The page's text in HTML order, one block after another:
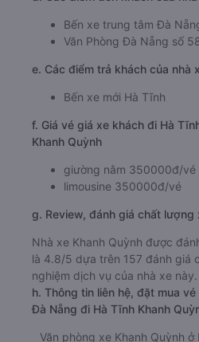
của nhà xeKhanh Quỳnh
Văn Phòng Đà Nẵng số
e. Các điểm trả khách của nhà
f. Giá vé giá xe khách đi Hà
limousine 350000đ/vé
g. Review, đánh giá chất lượng
Nhà xe Khanh Quỳnh được
là 4.8/5 dựa trên 157 đánh giá
nghiệm dịch vụ của nhà xe này.